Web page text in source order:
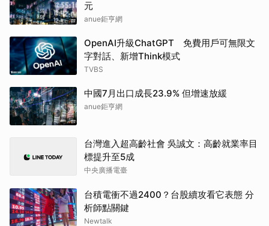
元
anue鉅亨網
OpenAI升級ChatGPT 免費用戶可無限文
字對話、新增Think模式
TVBS
中國7月出口成長23.9% 但增速放緩
anue鉅亨網
台灣進入超高齡社會 吳誠文：高齡就業率目
標提升至5成
中央廣播電臺
台積電衝不過2400？台股續攻看它表態 分
析師點關鍵
Newtalk